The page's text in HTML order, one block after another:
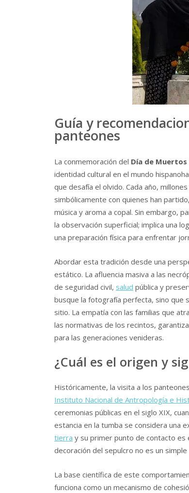
Guía y
panteones
La conmemoración del Día de
identidad cultural en el mundo
que desafía el olvido. Cada año,
simbólicamente con quienes han
música y aroma a copal. Sin embargo,
la observación superficial; implica una
una preparación física para enfrentar
Abordar esta tradición desde una
estático. La afluencia masiva a las
de seguridad civil, salud pública y
busque la fotografía perfecta, sino que
sitio. La empatía con las familias que
las normativas de los recintos,
para las generaciones venideras.
¿Cuál es el origen y
Históricamente, la visita a los
Instituto Nacional de Antropología e
ceremonias públicas en el siglo XIX,
estancia en la tumba se considera una
tierra y su primer punto de contacto es
decoración del sepulcro no es un
La base científica de este
funciona como un mecanismo de